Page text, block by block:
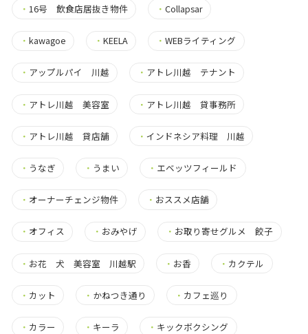
・ 16号 飲食店居抜き物件 ・Collapsar
・ kawagoe ・KEELA ・WEBライティング
・ アップルパイ 川越 ・ アトレ川越 テナント
・ アトレ川越 美容室 ・ アトレ川越 貸事務所
・ アトレ川越 貸店舗 ・ インドネシア料理 川越
・ うなぎ ・ うまい ・ エベッツフィールド
・ オーナーチェンジ物件 ・ おススメ店舗
・ オフィス ・ おみやげ ・ お取り寄せグルメ 餃子
・ お花 犬 美容室 川越駅 ・ お香 ・ カクテル
・ カット ・ かねつき通り ・ カフェ巡り
・ カラー ・ キーラ ・ キックボクシング